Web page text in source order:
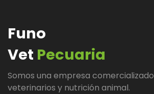
Funo
Vet Pecuaria
Somos una empresa
veterinarios y nutrición animal.